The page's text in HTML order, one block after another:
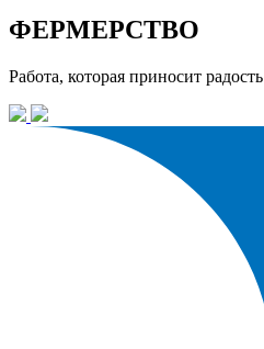
ФЕРМЕРСТВО
Работа, которая приносит радость